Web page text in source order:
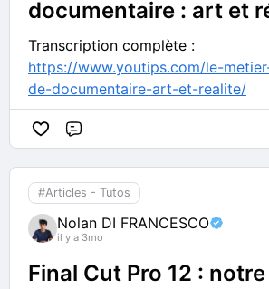
Pour en savoir plus, consultez
documentaire : art et
Transcription complète :
https://www.youtips.com/le-
de-documentaire-art-et-realite/
#Articles - Tutos
Nolan DI FRANCESCO
il y a 3mo
Final Cut Pro 12 :